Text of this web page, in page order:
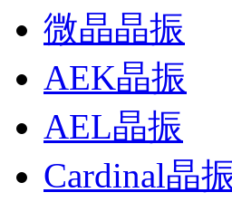
微晶晶振
AEK晶振
AEL晶振
Cardinal晶